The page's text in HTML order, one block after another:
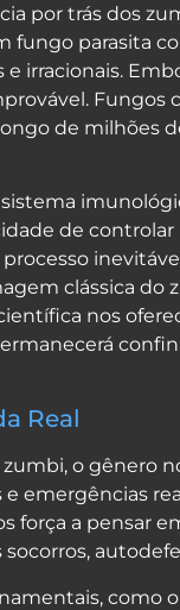
por trás dos
fungo parasita
irracionais.
Fungos
de milhões
de
clássica
nos
Real
o gênero
emergências
força a pensar
como